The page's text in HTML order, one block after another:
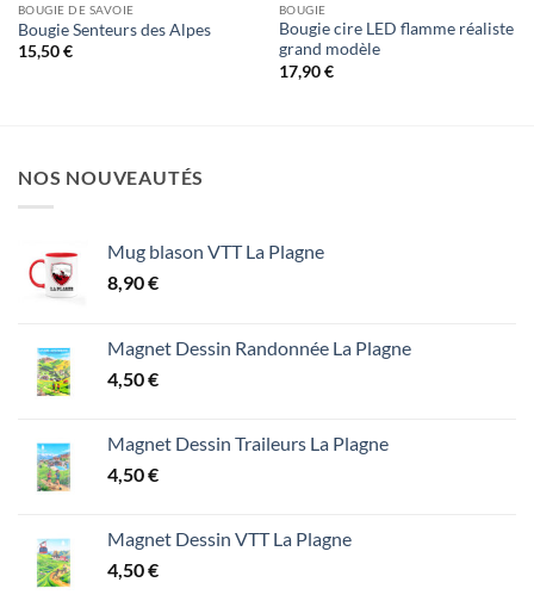
BOUGIE DE SAVOIE
Bougie Senteurs des Alpes
15,50€
BOUGIE
Bougie cire LED flamme réaliste
grand modèle
17,90€
NOS NOUVEAUTÉS
Mug blason VTT La Plagne
8,90€
Magnet Dessin Randonnée La Plagne
4,50€
Magnet Dessin Traileurs La Plagne
4,50€
Magnet Dessin VTT La Plagne
4,50€